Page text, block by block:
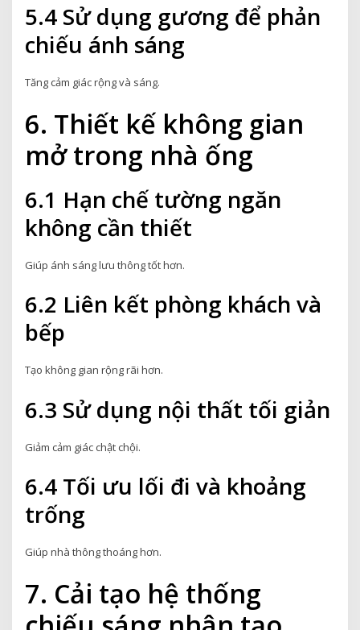
5.4 Sử dụng gương để phản
chiếu ánh sáng
Tăng cảm giác rộng và sáng.
6. Thiết kế không gian
mở trong nhà ống
6.1 Hạn chế tường ngăn
không cần thiết
Giúp ánh sáng lưu thông tốt hơn.
6.2 Liên kết phòng khách và
bếp
Tạo không gian rộng rãi hơn.
6.3 Sử dụng nội thất tối giản
Giảm cảm giác chật chội.
6.4 Tối ưu lối đi và khoảng
trống
Giúp nhà thông thoáng hơn.
7. Cải tạo hệ thống